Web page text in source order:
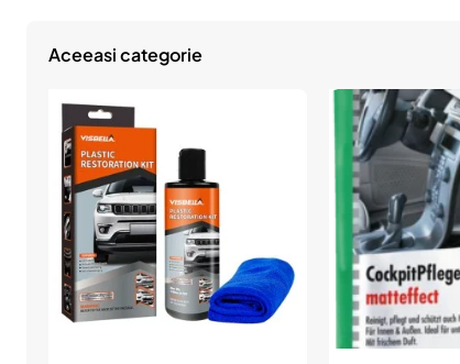
Finesse
Aceeasi categorie